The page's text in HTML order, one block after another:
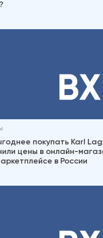
покупать Karl
цены в онлайн-
в России